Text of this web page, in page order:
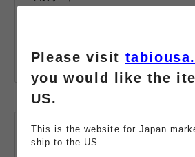
メールマガジンに登録する
スマートフォン
アプリ
Please visit
you would like the
US.
This is the website for Japan
ship to the US.